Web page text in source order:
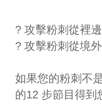
? 攻擊粉刺從裡
? 攻擊粉刺從境
如果您的粉刺不
的12 步節目得到